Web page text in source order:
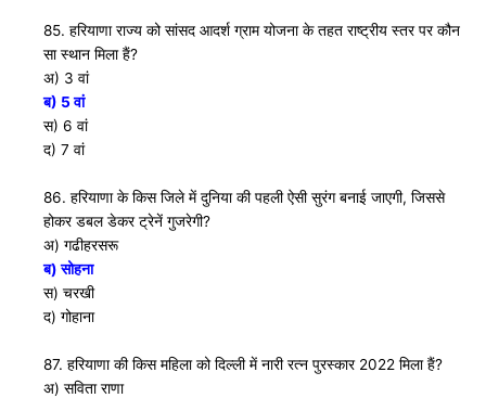
85. हरियाणा राज्य को सांसद आदर्श ग्राम योजना के तहत राष्ट्रीय स्तर पर कौन
सा स्थान मिला हैं?
अ) 3 वां
ब) 5 वां
स) 6 वां
द) 7 वां
86. हरियाणा के किस जिले में दुनिया की पहली ऐसी सुरंग बनाई जाएगी, जिससे
होकर डबल डेकर ट्रेनें गुजरेगी?
अ) गढीहरसरू
ब) सोहना
स) चरखी
द) गोहाना
87. हरियाणा की किस महिला को दिल्ली में नारी रत्न पुरस्कार 2022 मिला हैं?
अ) सविता राणा